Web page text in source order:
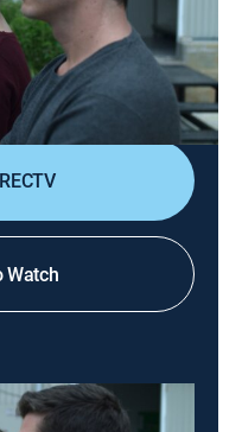
que responsabiliza a
de ser
Impresionada por el
un contrato
Watch